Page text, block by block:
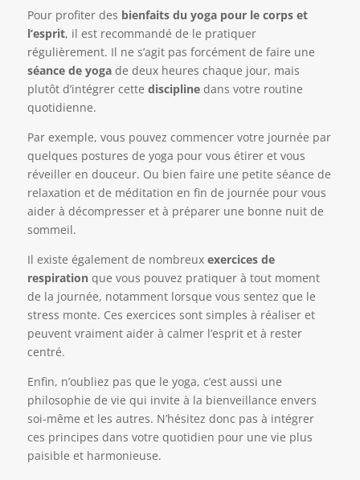
Pour profiter des bienfaits du yoga pour le corps et
l’esprit, il est recommandé de le pratiquer
régulièrement. Il ne s’agit pas forcément de faire une
séance de yogade deux heures chaque jour, mais
plutôt d’intégrer cette disciplinedans votre routine
quotidienne.
Par exemple, vous pouvez commencer votre journée par
quelques postures de yoga pour vous étirer et vous
réveiller en douceur. Ou bien faire une petite séance de
relaxation et de méditation en fin de journée pour vous
aider à décompresser et à préparer une bonne nuit de
sommeil.
Il existe également de nombreux exercices de
respiration que vous pouvez pratiquer à tout moment
de la journée, notamment lorsque vous sentez que le
stress monte. Ces exercices sont simples à réaliser et
peuvent vraiment aider à calmer l’esprit et à rester
centré.
Enfin, n’oubliez pas que le yoga, c’est aussi une
philosophie de vie qui invite à la bienveillance envers
soi-même et les autres. N’hésitez donc pas à intégrer
ces principes dans votre quotidien pour une vie plus
paisible et harmonieuse.